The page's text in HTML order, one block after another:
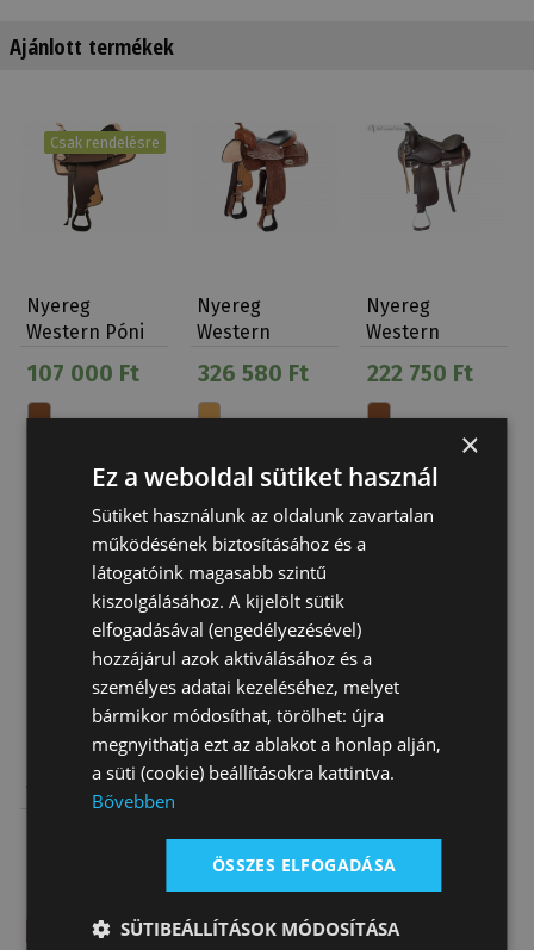
Ajánlott termékek
Csak rendelésre
Nyereg
Western Póni
107 000 Ft
Nyereg
Western
326 580 Ft
Nyereg
Western
Szél Kerek…
222 750 Ft
Western
Nyereg
212 940 Ft
Nyereg
297 300 Ft
×
Ez a weboldal sütiket használ
Sütiket használunk az oldalunk zavartalan
működésének biztosításához és a
látogatóink magasabb szintű
kiszolgálásához. A kijelölt sütik
elfogadásával (engedélyezésével)
hozzájárul azok aktiválásához és a
személyes adatai kezeléséhez, melyet
bármikor módosíthat, törölhet: újra
megnyithatja ezt az ablakot a honlap alján,
a süti (cookie) beállításokra kattintva.
Bővebben
ÖSSZES ELFOGADÁSA
SÜTIBEÁLLÍTÁSOK MÓDOSÍTÁSA